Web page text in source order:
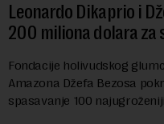
Leonardo Dikaprio i
200 miliona dolara
Fondacije holivudskog
Amazona Džefa Bezosa
spasavanje 100